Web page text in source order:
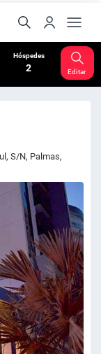
Hóspedes
2 Editar
S/N, Palmas,